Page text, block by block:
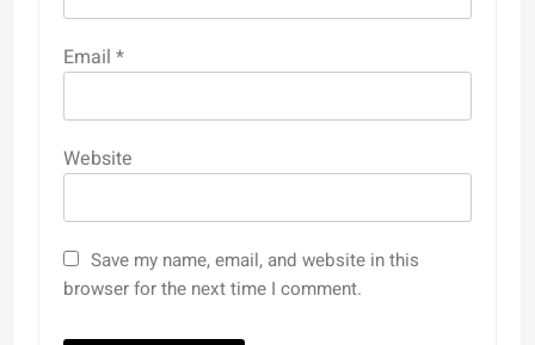
Email *
Website
Save my name, email, and website in this
browser for the next time I comment.